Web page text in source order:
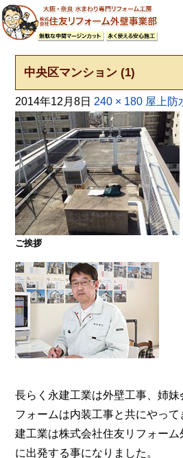
中央区マンション (1)
2014年12月8日 240 × 180 屋上防
えの方は塗装専門店の株式会
事業部へ。【電話：0800-
時土日対応】メール相談・御
付。『後悔しない塗り替えガ
ご挨拶
長らく永建工業は外壁工事、姉妹
フォームは内装工事と共にやっ
建工業は株式会社住友リフォー
に出発する事になりました。